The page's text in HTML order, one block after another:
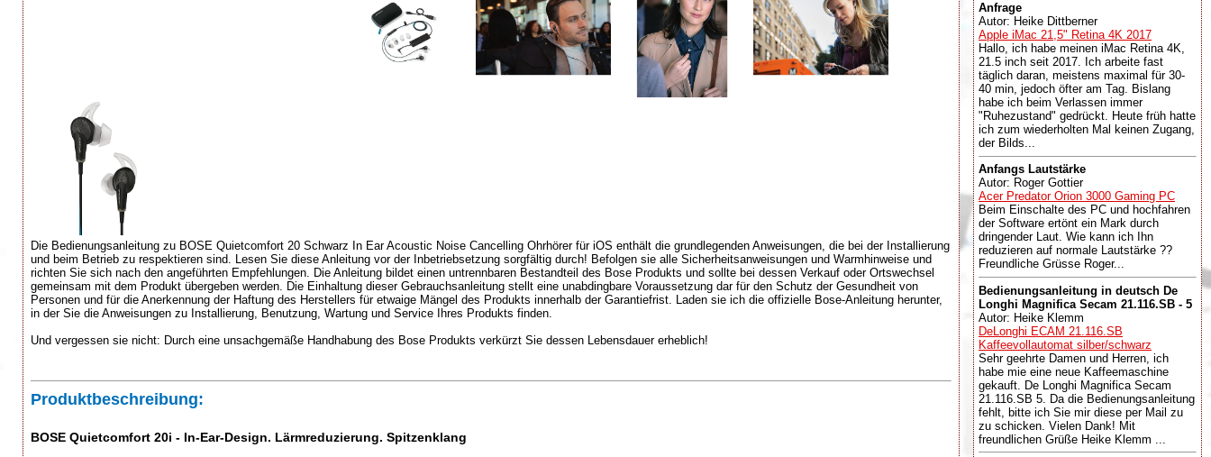
Die Bedienungsanleitung zu BOSE Quietcomfort 20 Schwarz In Ear Acoustic Noise Cancelling Ohrhörer für iOS enthält die grundlegenden Anweisungen, die bei der Installierung
und beim Betrieb zu respektieren sind. Lesen Sie diese Anleitung vor der Inbetriebsetzung sorgfältig durch! Befolgen sie alle Sicherheitsanweisungen und Warmhinweise und
richten Sie sich nach den angeführten Empfehlungen. Die Anleitung bildet einen untrennbaren Bestandteil des Bose Produkts und sollte bei dessen Verkauf oder Ortswechsel
gemeinsam mit dem Produkt übergeben werden. Die Einhaltung dieser Gebrauchsanleitung stellt eine unabdingbare Voraussetzung dar für den Schutz der Gesundheit von
Personen und für die Anerkennung der Haftung des Herstellers für etwaige Mängel des Produkts innerhalb der Garantiefrist. Laden sie ich die offizielle Bose-Anleitung herunter,
in der Sie die Anweisungen zu Installierung, Benutzung, Wartung und Service Ihres Produkts finden.
Und vergessen sie nicht: Durch eine unsachgemäße Handhabung des Bose Produkts verkürzt Sie dessen Lebensdauer erheblich!
Produktbeschreibung:
BOSE Quietcomfort 20i - In-Ear-Design. Lärmreduzierung. Spitzenklang
Anfrage
Autor: Heike Dittberner
Apple iMac 21,5" Retina 4K 2017
Hallo, ich habe meinen iMac Retina 4K,
21.5 inch seit 2017. Ich arbeite fast
täglich daran, meistens maximal für 30-
40 min, jedoch öfter am Tag. Bislang
habe ich beim Verlassen immer
"Ruhezustand" gedrückt. Heute früh hatte
ich zum wiederholten Mal keinen Zugang,
der Bilds...
Anfangs Lautstärke
Autor: Roger Gottier
Acer Predator Orion 3000 Gaming PC
Beim Einschalte des PC und hochfahren
der Software ertönt ein Mark durch
dringender Laut. Wie kann ich Ihn
reduzieren auf normale Lautstärke ??
Freundliche Grüsse Roger...
Bedienungsanleitung in deutsch De
Longhi Magnifica Secam 21.116.SB - 5
Autor: Heike Klemm
DeLonghi ECAM 21.116.SB
Kaffeevollautomat silber/schwarz
Sehr geehrte Damen und Herren, ich
habe mie eine neue Kaffeemaschine
gekauft. De Longhi Magnifica Secam
21.116.SB 5. Da die Bedienungsanleitung
fehlt, bitte ich Sie mir diese per Mail zu
zu schicken. Vielen Dank! Mit
freundlichen Grüße Heike Klemm ...